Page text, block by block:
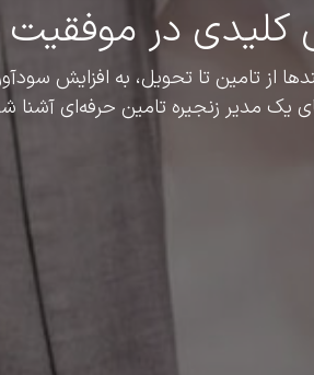
کلیدی در موفقیت
از تامین تا تحویل، به افزایش
یک مدیر زنجیره تامین حرفه‌ای آشنا